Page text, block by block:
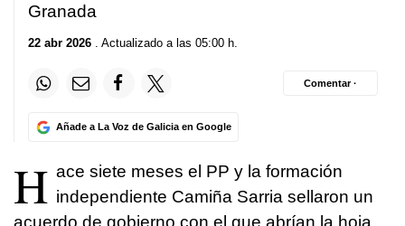
Granada
22 abr 2026 . Actualizado a las 05:00 h.
Añade a La Voz de Galicia en Google
Comentar ·
H ace siete meses el PP y la formación
independiente Camiña Sarria sellaron un
acuerdo de gobierno con el que abrían la hoja